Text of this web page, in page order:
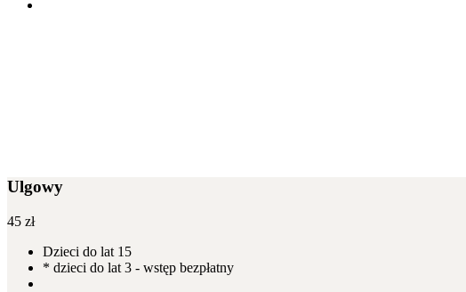
Ulgowy
45 zł
Dzieci do lat 15
* dzieci do lat 3 - wstęp bezpłatny